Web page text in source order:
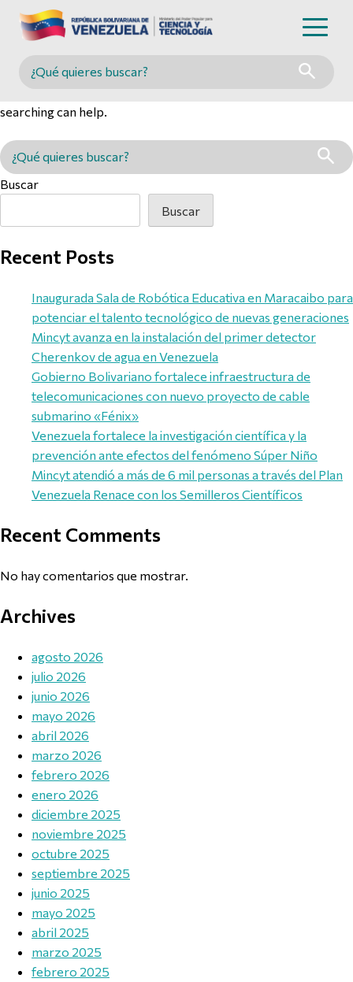
Buscar en MINCYT
searching can help.
Buscar en MINCYT
Buscar
Buscar
Recent Posts
Inaugurada Sala de Robótica Educativa en Maracaibo para
potenciar el talento tecnológico de nuevas generaciones
Mincyt avanza en la instalación del primer detector
Cherenkov de agua en Venezuela
Gobierno Bolivariano fortalece infraestructura de
telecomunicaciones con nuevo proyecto de cable
submarino «Fénix»
Venezuela fortalece la investigación científica y la
prevención ante efectos del fenómeno Súper Niño
Mincyt atendió a más de 6 mil personas a través del Plan
Venezuela Renace con los Semilleros Científicos
Recent Comments
No hay comentarios que mostrar.
Archives
agosto 2026
julio 2026
junio 2026
mayo 2026
abril 2026
marzo 2026
febrero 2026
enero 2026
diciembre 2025
noviembre 2025
octubre 2025
septiembre 2025
junio 2025
mayo 2025
abril 2025
marzo 2025
febrero 2025